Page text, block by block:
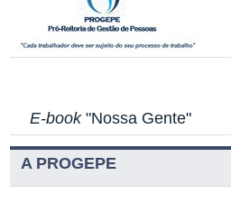
E-book"Nossa Gente"
A PROGEPE